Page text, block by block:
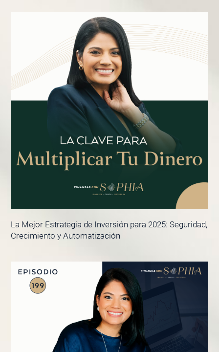
La Mejor Estrategia de Inversión para 2025: Seguridad,
Crecimiento y Automatización